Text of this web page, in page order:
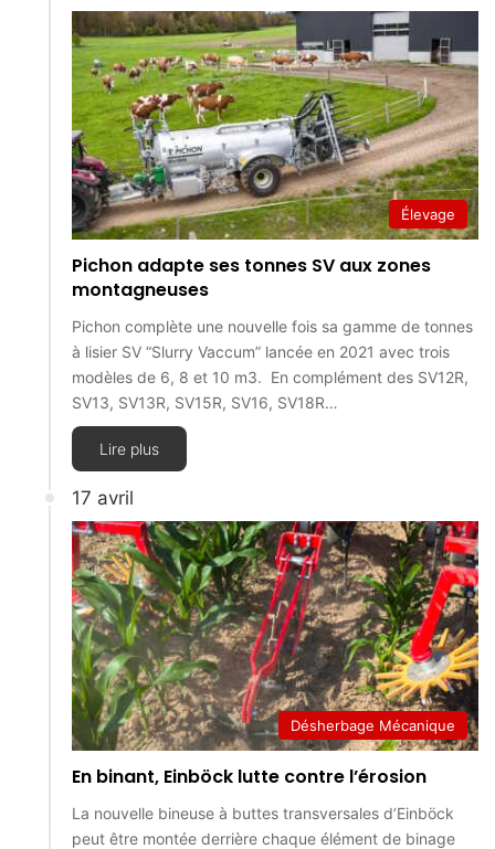
Élevage
Pichon adapte ses tonnes SV aux zones
montagneuses
Pichon complète une nouvelle fois sa gamme de tonnes
à lisier SV “Slurry Vaccum” lancée en 2021 avec trois
modèles de 6, 8 et 10 m3. En complément des SV12R,
SV13, SV13R, SV15R, SV16, SV18R…
Lire plus
17 avril
Désherbage Mécanique
En binant, Einböck lutte contre l’érosion
La nouvelle bineuse à buttes transversales d’Einböck
peut être montée derrière chaque élément de binage